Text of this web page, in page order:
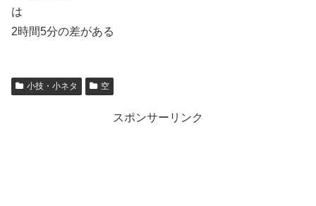
は
2時間5分の差がある
小技・小ネタ 空
スポンサーリンク